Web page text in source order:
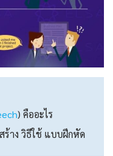
) คืออะไร
ร้าง วิธีใช้ แบบฝึกหัด